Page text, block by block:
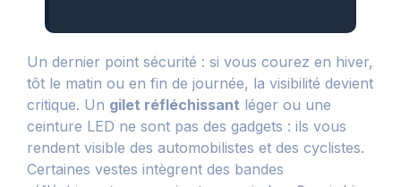
Un dernier point sécurité : si vous courez en hiver,
tôt le matin ou en fin de journée, la visibilité devient
critique. Un gilet réfléchissant léger ou une
ceinture LED ne sont pas des gadgets : ils vous
rendent visible des automobilistes et des cyclistes.
Certaines vestes intègrent des bandes